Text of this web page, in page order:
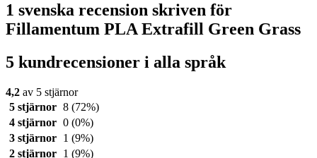
1 svenska recension skriven för
Fillamentum PLA Extrafill Green Grass
5 kundrecensioner i alla språk
4,2 av 5 stjärnor
5 stjärnor 8 (72%)
4 stjärnor 0 (0%)
3 stjärnor
1 (9%)
2 stjärnor
1 (9%)